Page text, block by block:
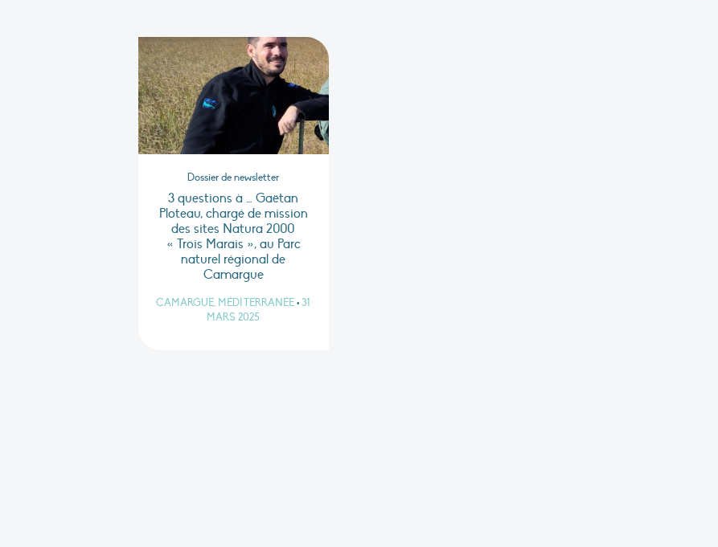
Dossier de newsletter
3 questions à … Gaëtan
Ploteau, chargé de mission
des sites Natura 2000
« Trois Marais », au Parc
naturel régional de
Camargue
CAMARGUE, MÉDITERRANÉE • 31
MARS 2025